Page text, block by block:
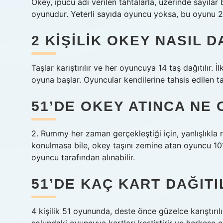
Okey, ipucu adı verilen tahtalarla, üzerinde
oyunudur. Yeterli sayıda oyuncu yoksa, bu oyunu
2 KIŞILIK OKEY NASIL
Taşlar karıştırılır ve her oyuncuya 14 taş
oyuna başlar. Oyuncular kendilerine tahsis edilen
51’DE OKEY ATINCA NE
2. Rummy her zaman gerçekleştiği için,
konulmasa bile, okey taşını zemine atan oyuncu
oyuncu tarafından alınabilir.
51’DE KAÇ KART
4 kişilik 51 oyununda, deste önce güzelce